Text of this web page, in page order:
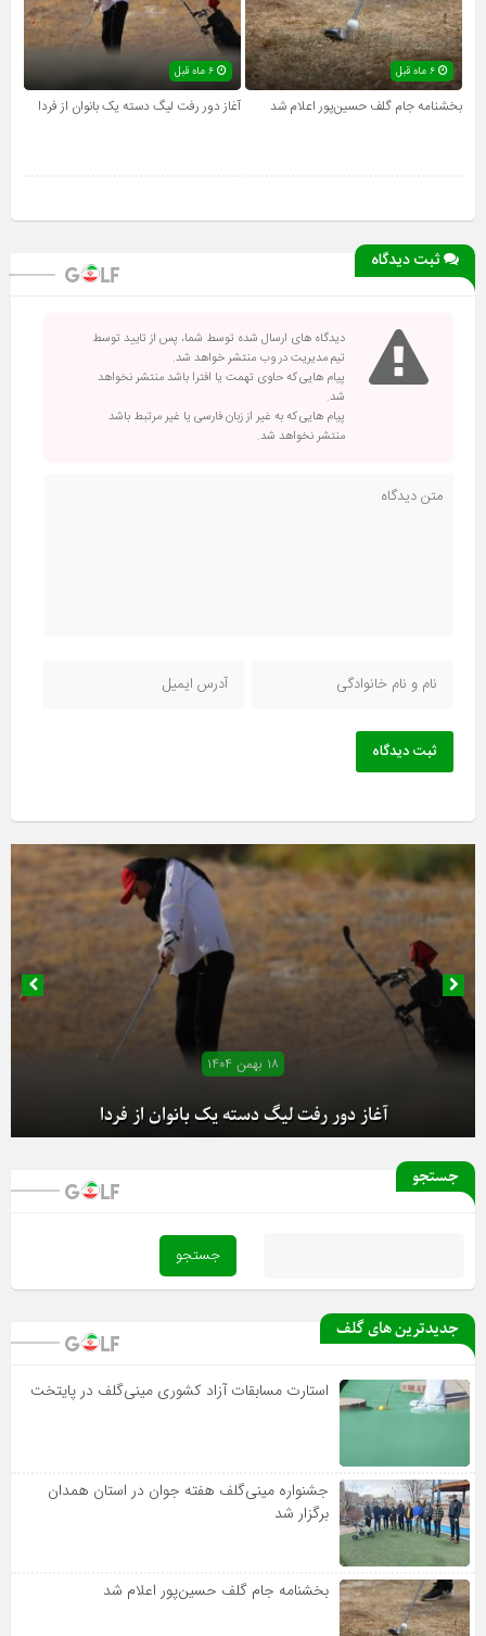
۶ ماه قبل
بخشنامه جام گلف حسین‌پور اعلام شد آغاز دور رفت لیگ دسته یک بانوان از فردا
ثبت دیدگاه
دیدگاه های ارسال شده توسط شما، پس از تایید توسط
تیم مدیریت در وب منتشر خواهد شد.
پیام هایی که حاوی تهمت یا افترا باشد منتشر نخواهد
شد.
پیام هایی که به غیر از زبان فارسی یا غیر مرتبط باشد
منتشر نخواهد شد.
ثبت دیدگاه
۱۸ بهمن ۱۴۰۴
آغاز دور رفت لیگ دسته یک بانوان از فردا
جستجو
جدیدترین های گلف
استارت مسابقات آزاد کشوری مینی‌گلف در پایتخت
جشنواره مینی‌گلف هفته جوان در استان همدان
برگزار شد
بخشنامه جام گلف حسین‌پور اعلام شد